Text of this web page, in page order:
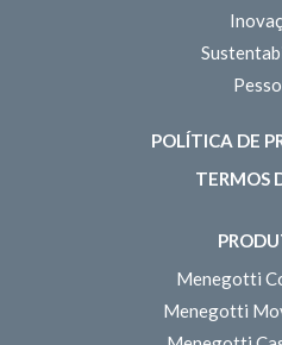
POLÍTICA DE
TERMOS
Menegotti
Menegotti